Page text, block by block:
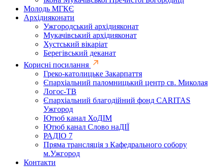
Молодь МГКЄ
Архідияконати
Ужгородський архідияконат
Мукачівський архідияконат
Хустський вікаріат
Берегівський деканат
Корисні посилання
Греко-католицьке Закарпаття
Єпархіальний паломницький центр св. Миколая
Логос-ТВ
Єпархіальний благодійний фонд CARITAS
Ужгород
Ютюб канал ХоДІМ
Ютюб канал Слово наДІЇ
РАДІО 7
Пряма трансляція з Кафедрального собору
м.Ужгород
Контакти